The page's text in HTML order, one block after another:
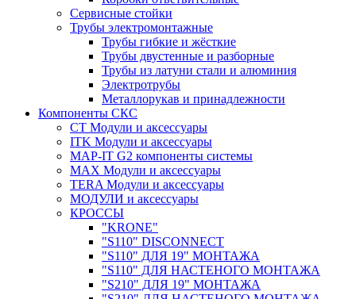
Сервисные стойки
Трубы электромонтажные
Трубы гибкие и жёсткие
Трубы двустенные и разборные
Трубы из латуни стали и алюминия
Электротрубы
Металлорукав и принадлежности
Компоненты СКС
CT Модули и аксессуары
ITK Модули и аксессуары
MAP-IT G2 компоненты системы
MAX Модули и аксессуары
TERA Модули и аксессуары
МОДУЛИ и аксессуары
КРОССЫ
"KRONE"
"S110" DISCONNECT
"S110" ДЛЯ 19" МОНТАЖА
"S110" ДЛЯ НАСТЕНОГО МОНТАЖА
"S210" ДЛЯ 19" МОНТАЖА